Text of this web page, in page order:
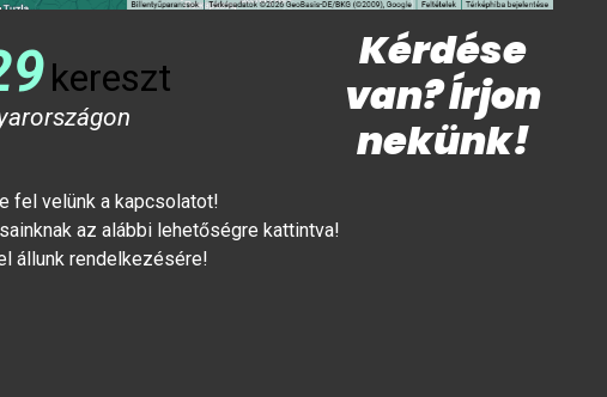
kereszt
Kérdése
van? Írjon
nekünk!
fel velünk a kapcsolatot!
az alábbi lehetőségre kattintva!
állunk rendelkezésére!